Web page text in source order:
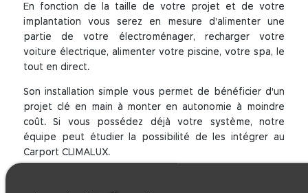
En fonction de la taille de votre projet et de votre
implantation vous serez en mesure d'alimenter une
partie de votre électroménager, recharger votre
voiture électrique, alimenter votre piscine, votre spa, le
tout en direct.
Son installation simple vous permet de bénéficier d'un
projet clé en main à monter en autonomie à moindre
coût. Si vous possédez déjà votre système, notre
équipe peut étudier la possibilité de les intégrer au
Carport CLIMALUX.